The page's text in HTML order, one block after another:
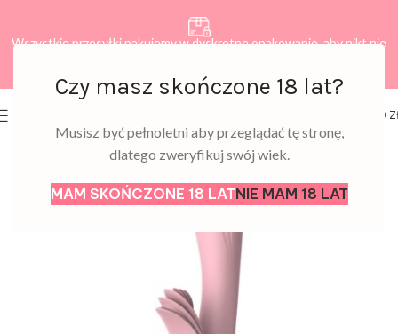
Czy masz skończone 18 lat?
Musisz być pełnoletni aby przeglądać tę stronę,
dlatego zweryfikuj swój wiek.
MAM SKOŃCZONE 18 LATNIE MAM 18 LAT
Wszystkie przesyłki pakujemy w dyskretne opakowanie, aby nikt nie
0,00